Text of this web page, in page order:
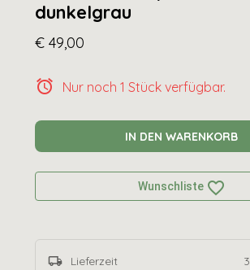
dunkelgrau
€ 49,00
alarm Nur noch 1 Stück verfügbar.
IN DEN WARENKORB
Wunschliste favorite_border
local_shipping Lieferzeit 3